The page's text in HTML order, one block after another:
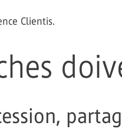
Clientis.